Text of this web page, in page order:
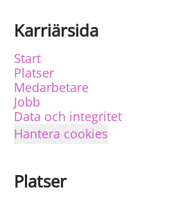
Karriärsida
Start
Platser
Medarbetare
Jobb
Data och integritet
Hantera cookies
Platser